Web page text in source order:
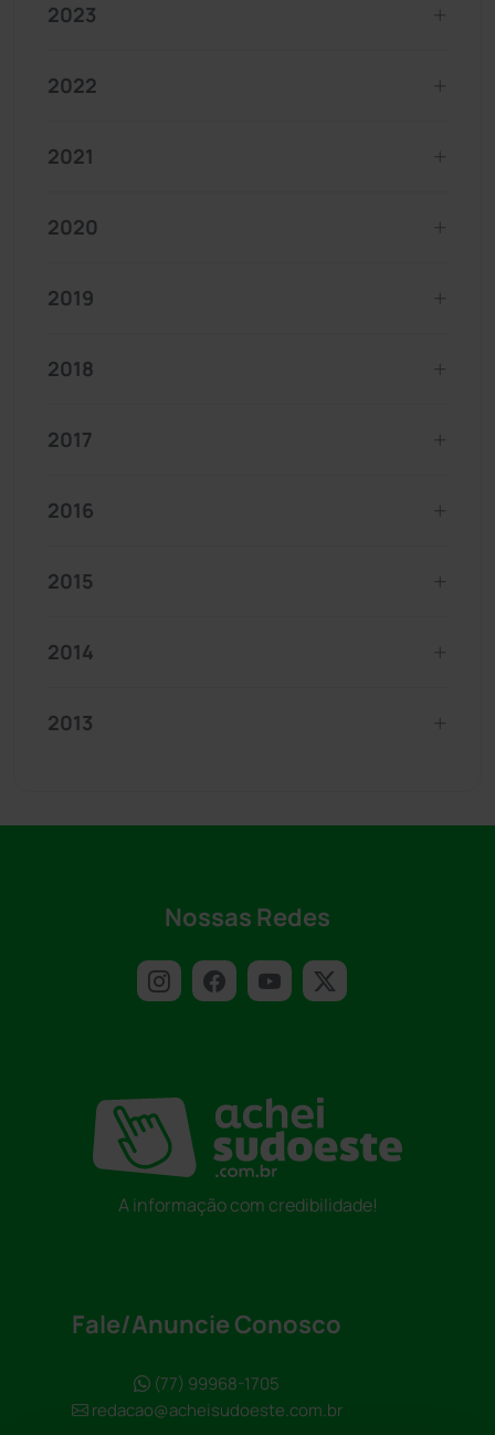
2023
2022
2021
2020
2019
2018
2017
2016
2015
2014
2013
Nossas Redes
A informação com credibilidade!
Fale/Anuncie Conosco
(77) 99968-1705
redacao@acheisudoeste.com.br